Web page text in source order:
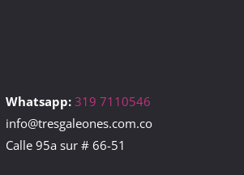
Whatsapp: 319 7110546
info@tresgaleones.com.co
Calle 95a sur # 66-51